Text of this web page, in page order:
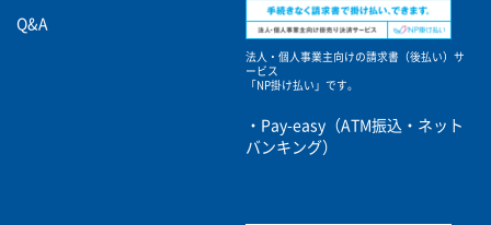
Q&A
法人・個人事業主向けの請求書（後払い）サ
ービス
「NP掛け払い」です。
・Pay-easy（ATM振込・ネット
バンキング）